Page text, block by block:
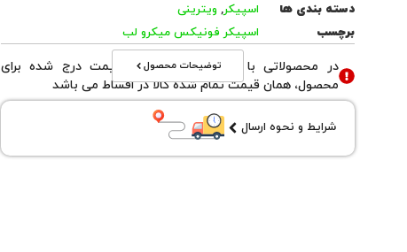
دسته بندی ها
اسپیکر, ویترینی
برچسب
اسپیکر فونیکس میکرو لب
توضیحات محصول
در محصولاتی با نوع فروش اقساطی قیمت درج شده برای
محصول، همان قیمت تمام شده کالا در اقساط می باشد
شرایط و نحوه ارسال